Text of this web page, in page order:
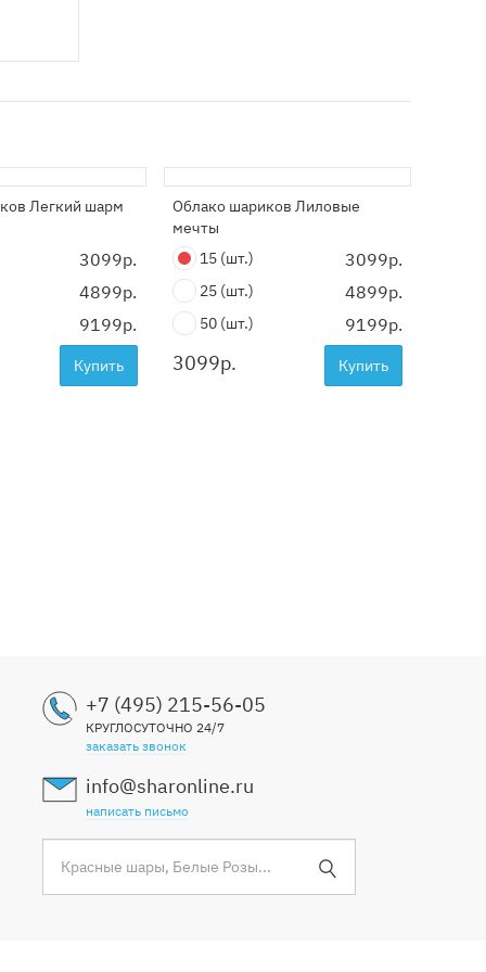
Легкий шарм
3099р.
4899р.
9199р.
Купить
Облако шариков Лиловые
мечты
15 (шт.) 3099р.
25 (шт.) 4899р.
50 (шт.) 9199р.
3099р. Купить
+7 (495) 215-56-05
КРУГЛОСУТОЧНО 24/7
заказать звонок
info@sharonline.ru
написать письмо